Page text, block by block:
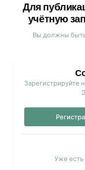
Для
учётную
Вы должны быть
Зарегистрируйте
Уже есть